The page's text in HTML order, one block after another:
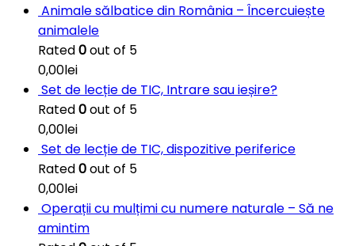
Animale sălbatice din România – Încercuiește
animalele
Rated0out of 5
0,00lei
Set de lecție de TIC, Intrare sau ieșire?
Rated0out of 5
0,00lei
Set de lecție de TIC, dispozitive periferice
Rated0out of 5
0,00lei
Operații cu mulțimi cu numere naturale – Să ne
amintim